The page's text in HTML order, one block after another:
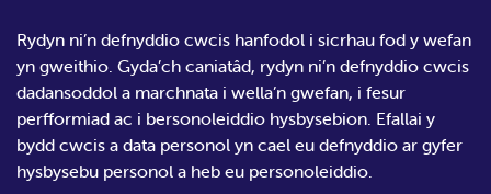
Rydyn ni’n defnyddio cwcis hanfodol i sicrhau fod y wefan
yn gweithio. Gyda’ch caniatâd, rydyn ni’n defnyddio cwcis
dadansoddol a marchnata i wella’n gwefan, i fesur
perfformiad ac i bersonoleiddio hysbysebion. Efallai y
bydd cwcis a data personol yn cael eu defnyddio ar gyfer
hysbysebu personol a heb eu personoleiddio.